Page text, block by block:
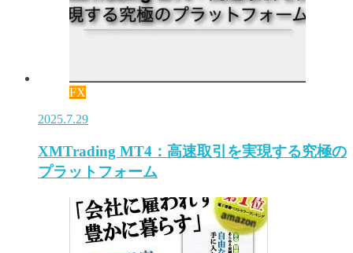
FX
2025.7.29
XMTrading MT4：高速取引を実現する究極の
プラットフォーム